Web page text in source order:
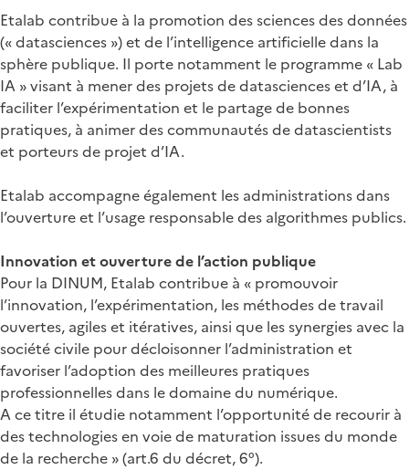
Etalab contribue à la promotion des sciences des données
(« datasciences ») et de l’intelligence artificielle dans la
sphère publique. Il porte notamment le programme « Lab
IA » visant à mener des projets de datasciences et d’IA, à
faciliter l’expérimentation et le partage de bonnes
pratiques, à animer des communautés de datascientists
et porteurs de projet d’IA.
Etalab accompagne également les administrations dans
l’ouverture et l’usage responsable des algorithmes publics.
Innovation et ouverture de l’action publique
Pour la DINUM, Etalab contribue à « promouvoir
l’innovation, l’expérimentation, les méthodes de travail
ouvertes, agiles et itératives, ainsi que les synergies avec la
société civile pour décloisonner l’administration et
favoriser l’adoption des meilleures pratiques
professionnelles dans le domaine du numérique.
A ce titre il étudie notamment l’opportunité de recourir à
des technologies en voie de maturation issues du monde
de la recherche » (art.6 du décret, 6°).